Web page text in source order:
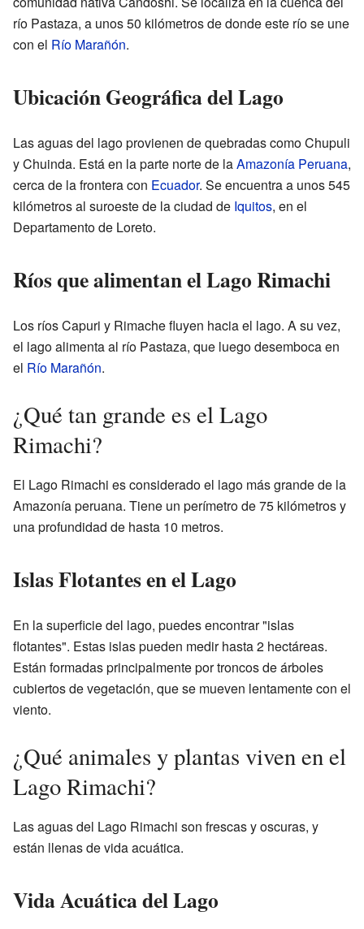
río Pastaza, a unos 50 kilómetros de donde este río se une
con el Río Marañón.
Ubicación Geográfica del Lago
Las aguas del lago provienen de quebradas como Chupuli
y Chuinda. Está en la parte norte de laAmazonía Peruana,
cerca de la frontera con Ecuador. Se encuentra a unos 545
kilómetros al suroeste de la ciudad de Iquitos, en el
Departamento de Loreto.
Ríos que alimentan el Lago Rimachi
Los ríos Capuri y Rimache fluyen hacia el lago. A su vez,
el lago alimenta al río Pastaza, que luego desemboca en
el Río Marañón.
¿Qué tan grande es el Lago
Rimachi?
El Lago Rimachi es considerado el lago más grande de la
Amazonía peruana. Tiene un perímetro de 75 kilómetros y
una profundidad de hasta 10 metros.
Islas Flotantes en el Lago
En la superficie del lago, puedes encontrar "islas
flotantes". Estas islas pueden medir hasta 2 hectáreas.
Están formadas principalmente por troncos de árboles
cubiertos de vegetación, que se mueven lentamente con el
viento.
¿Qué animales y plantas viven en el
Lago Rimachi?
Las aguas del Lago Rimachi son frescas y oscuras, y
están llenas de vida acuática.
Vida Acuática del Lago